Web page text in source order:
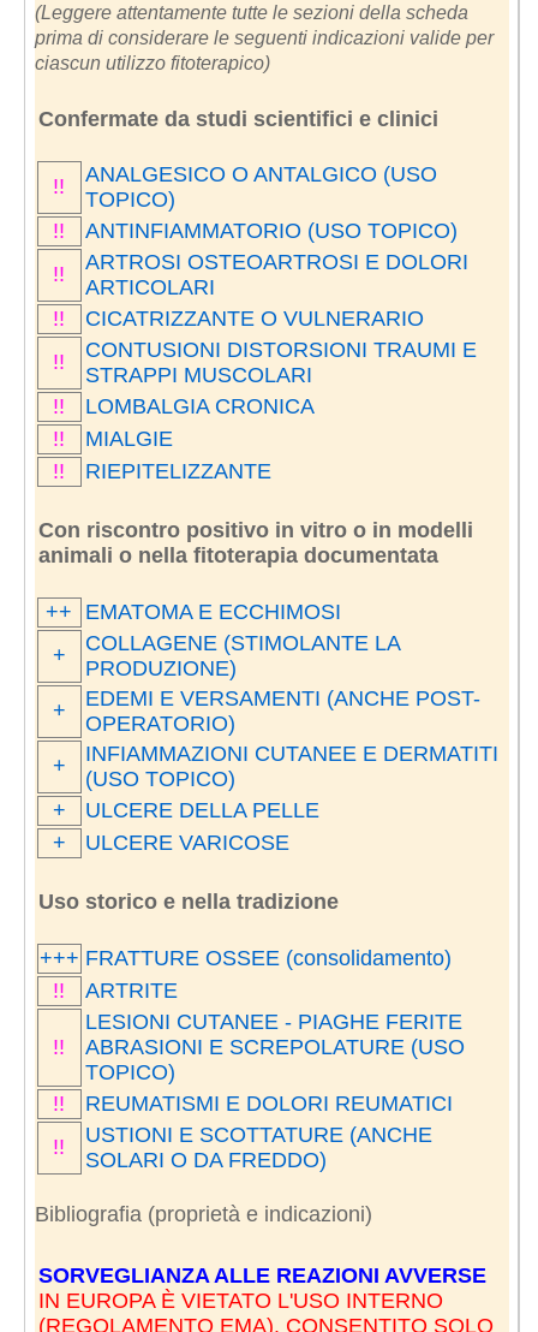
(Leggere attentamente tutte le sezioni della scheda
prima di considerare le seguenti indicazioni valide per
ciascun utilizzo fitoterapico)
Confermate da studi scientifici e clinici
!!
ANALGESICO O ANTALGICO (USO
TOPICO)
!!
ANTINFIAMMATORIO (USO TOPICO)
!!
ARTROSI OSTEOARTROSI E DOLORI
ARTICOLARI
!!
CICATRIZZANTE O VULNERARIO
!!
CONTUSIONI DISTORSIONI TRAUMI E
STRAPPI MUSCOLARI
!!
LOMBALGIA CRONICA
!!
MIALGIE
!!
RIEPITELIZZANTE
Con riscontro positivo in vitro o in modelli
animali o nella fitoterapia documentata
++
EMATOMA E ECCHIMOSI
+
COLLAGENE (STIMOLANTE LA
PRODUZIONE)
+
EDEMI E VERSAMENTI (ANCHE POST-
OPERATORIO)
+
INFIAMMAZIONI CUTANEE E DERMATITI
(USO TOPICO)
+
ULCERE DELLA PELLE
+
ULCERE VARICOSE
Uso storico e nella tradizione
+++ FRATTURE OSSEE (consolidamento)
!!
ARTRITE
!!
LESIONI CUTANEE - PIAGHE FERITE
ABRASIONI E SCREPOLATURE (USO
TOPICO)
!!
REUMATISMI E DOLORI REUMATICI
!!
USTIONI E SCOTTATURE (ANCHE
SOLARI O DA FREDDO)
Bibliografia (proprietà e indicazioni)
SORVEGLIANZA ALLE REAZIONI AVVERSE
IN EUROPA È VIETATO L'USO INTERNO
(REGOLAMENTO EMA). CONSENTITO SOLO